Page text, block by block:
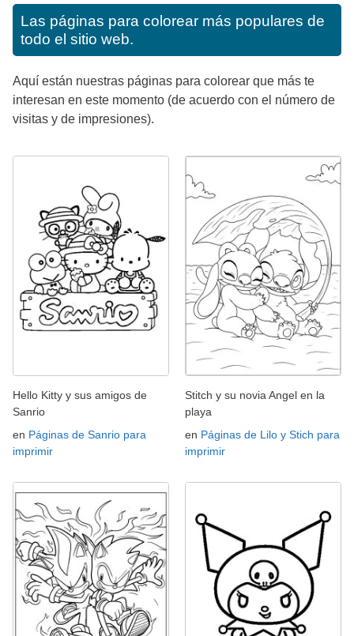
Las páginas para colorear más populares de
todo el sitio web.
Aquí están nuestras páginas para colorear que más te
interesan en este momento (de acuerdo con el número de
visitas y de impresiones).
Hello Kitty y sus amigos de
Sanrio
en Páginas de Sanrio para
imprimir
Stitch y su novia Angel en la
playa
en Páginas de Lilo y Stich para
imprimir